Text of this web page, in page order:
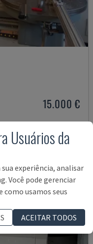
15.000 €
Usuários da
experiência, analisar
Você pode gerenciar
como usamos seus
ACEITAR TODOS